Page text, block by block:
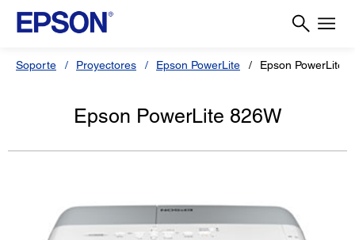
Soporte Proyectores Epson PowerLite Epson PowerLite
Epson PowerLite 826W